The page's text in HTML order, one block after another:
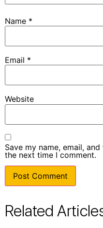
Name *
Email *
Website
Save my name, email,
the next time I comment.
Related